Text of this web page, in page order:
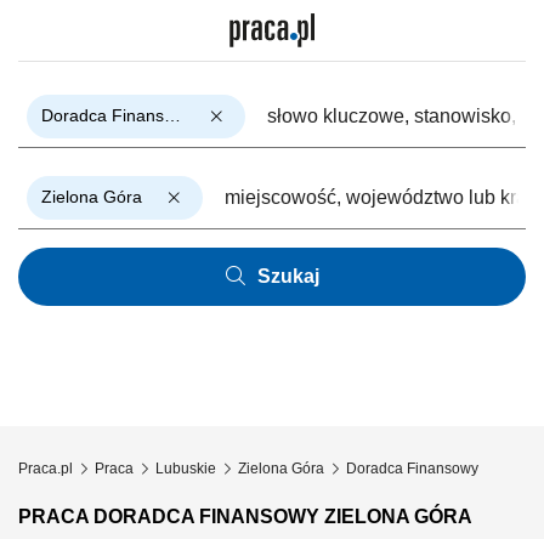
Zielona Góra
Szukaj
Praca.pl Praca Lubuskie Zielona Góra Doradca Finansowy
PRACA DORADCA FINANSOWY ZIELONA GÓRA